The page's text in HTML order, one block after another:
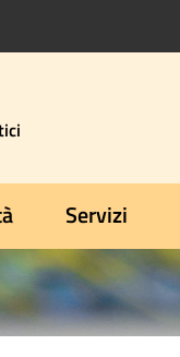
Servizi